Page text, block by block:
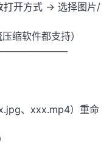
开方式 → 选择图片/
缩软件都支持）
、xxx.mp4）重命